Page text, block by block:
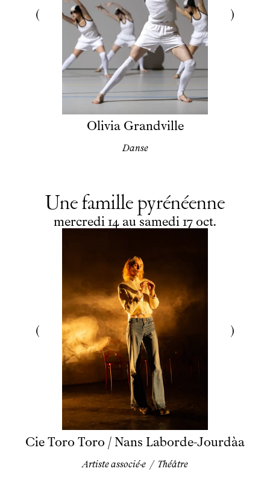
Olivia Grandville
Danse
Une famille pyrénéenne
du
mercredi
mercredi 14 au au
samedi
samedi 17 octobre
oct.
Cie Toro Toro / Nans Laborde-Jourdàa
Artiste associé·e / Théâtre